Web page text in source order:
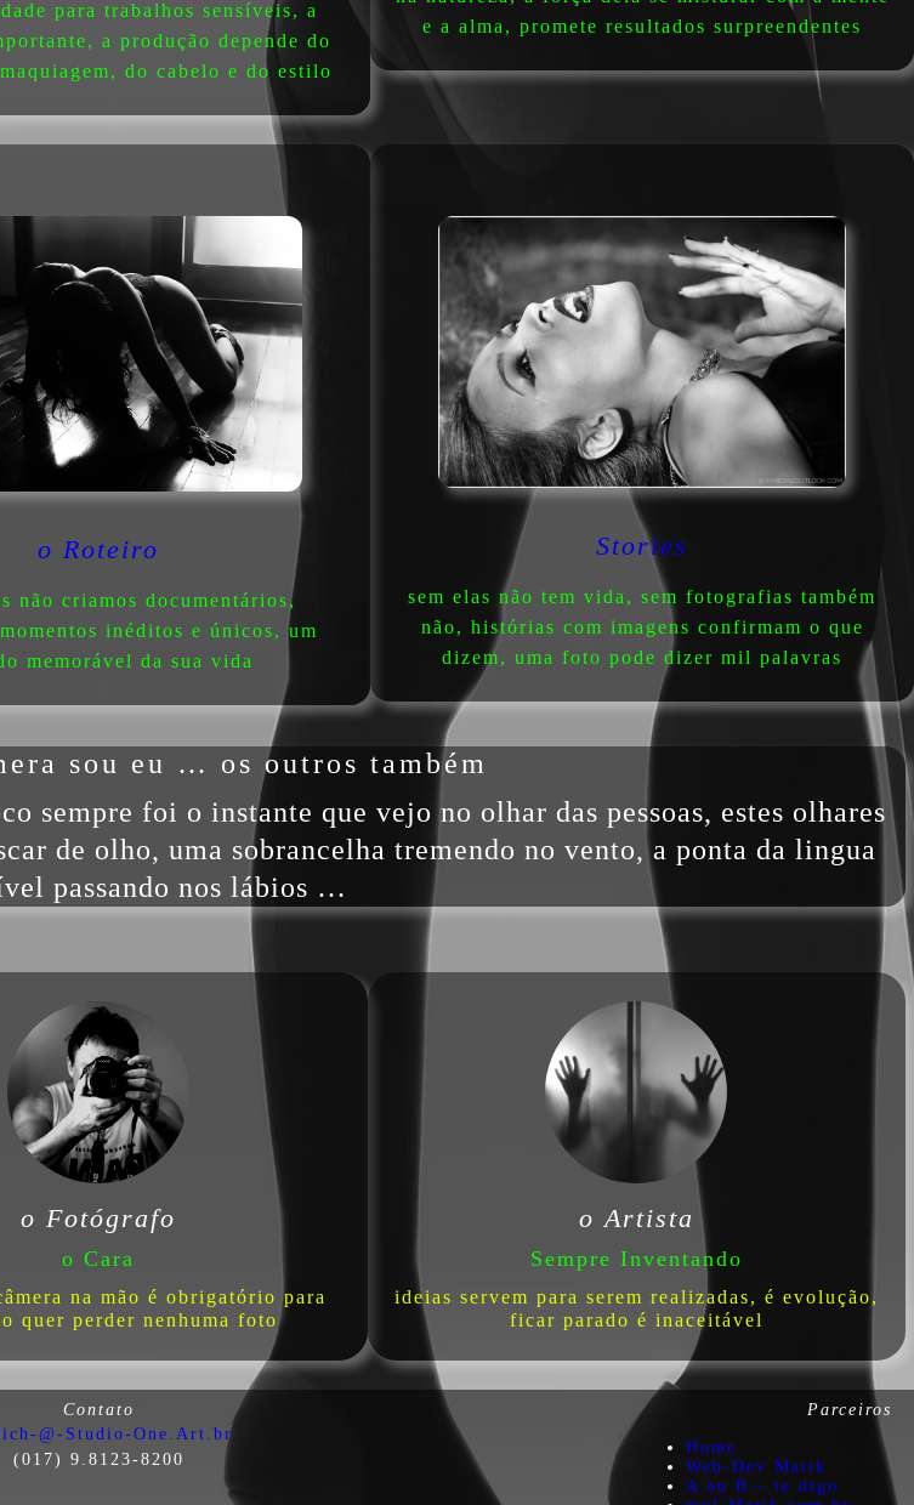
para trabalhos sensíveis, a
a produção depende do
do cabelo e do estilo
e a alma, promete resultados surpreendentes
o Roteiro
não criamos documentários,
inéditos e únicos, um
memorável da sua vida
Stories
sem elas não tem vida, sem fotografias também
não, histórias com imagens confirmam o que
dizem, uma foto pode dizer mil palavras
sou eu … os outros também
sempre foi o instante que vejo no olhar das pessoas, estes olhares
de olho, uma sobrancelha tremendo no vento, a ponta da lingua
passando nos lábios …
o Fotógrafo
o Cara
na mão é obrigatório para
quer perder nenhuma foto
o Artista
Sempre Inventando
ideias servem para serem realizadas, é evolução,
ficar parado é inaceitável
Contato
@-Studio-One.Art.br
(017) 9.8123-8200
Parceiros
Home
Web-Dev Matik
A ou B – te digo